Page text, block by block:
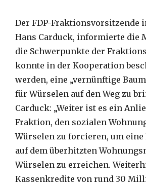
Der FDP-Fraktionsvorsitzende
Hans Carduck, informierte die
die Schwerpunkte der
konnte in der Kooperation
werden, eine „vernünftige
für Würselen auf den Weg zu
Carduck: „Weiter ist es ein
Fraktion, den sozialen
Würselen zu forcieren, um
auf dem überhitzten
Würselen zu erreichen.
Kassenkredite von rund 30